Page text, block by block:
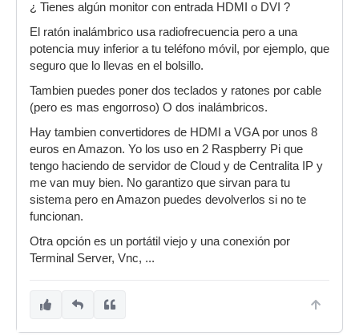
¿ Tienes algún monitor con entrada HDMI o DVI ?
El ratón inalámbrico usa radiofrecuencia pero a una
potencia muy inferior a tu teléfono móvil, por ejemplo, que
seguro que lo llevas en el bolsillo.
Tambien puedes poner dos teclados y ratones por cable
(pero es mas engorroso) O dos inalámbricos.
Hay tambien convertidores de HDMI a VGA por unos 8
euros en Amazon. Yo los uso en 2 Raspberry Pi que
tengo haciendo de servidor de Cloud y de Centralita IP y
me van muy bien. No garantizo que sirvan para tu
sistema pero en Amazon puedes devolverlos si no te
funcionan.
Otra opción es un portátil viejo y una conexión por
Terminal Server, Vnc, ...